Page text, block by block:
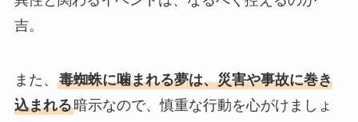
吉。
また、 毒蜘蛛に噛まれる夢は、災害や事故に巻き
込まれる暗示なので、慎重な行動を心がけましょ